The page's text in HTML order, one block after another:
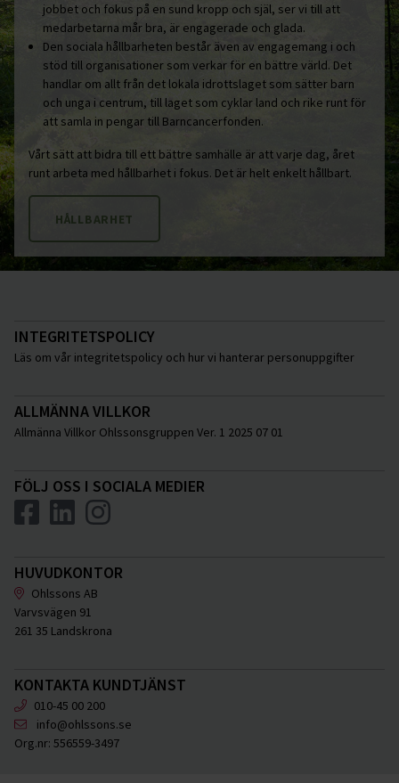
jobbet och fokus på en sund kropp och själ, ser vi till att
medarbetarna mår bra, är engagerade och glada.
Den sociala hållbarheten består även av engagemang i och
stöd till organisationer som verkar för en bättre värld. Det
handlar om allt från det lokala idrottslaget som sätter barn
och unga i centrum, till laget som cyklar land och rike runt för
att samla in pengar till Barncancerfonden.
Vårt sätt att bidra till ett bättre samhälle är att varje dag, året
runt arbeta med hållbarhet i fokus. Det är helt enkelt hållbart.
HÅLLBARHET
INTEGRITETSPOLICY
Läs om vår integritetspolicy och hur vi hanterar personuppgifter
ALLMÄNNA VILLKOR
Allmänna Villkor Ohlssonsgruppen Ver. 1 2025 07 01
FÖLJ OSS I SOCIALA MEDIER
HUVUDKONTOR
Ohlssons AB
Varvsvägen 91
261 35 Landskrona
KONTAKTA KUNDTJÄNST
010-45 00 200
info@ohlssons.se
Org.nr: 556559-3497